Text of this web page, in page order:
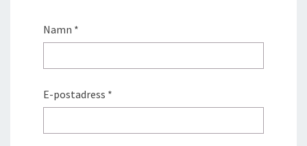
Namn *
E-postadress *